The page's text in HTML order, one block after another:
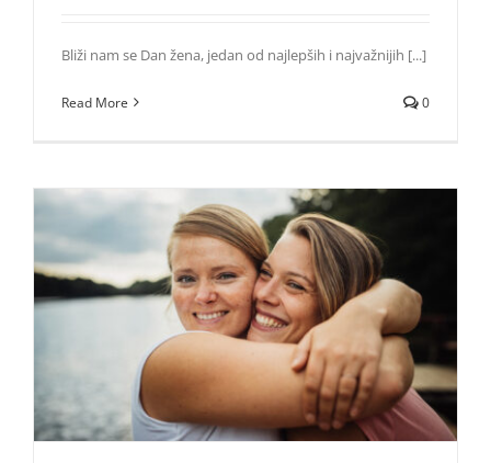
Bliži nam se Dan žena, jedan od najlepših i najvažnijih [...]
Read More 0
Kompanija Avon predstavila novu platformu My Story
Matters
Lepota i moda Život i zabava